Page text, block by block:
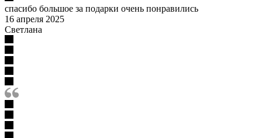
спасибо большое за подарки очень понравились
16 апреля 2025
Светлана